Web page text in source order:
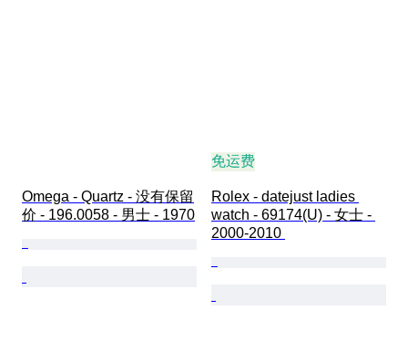
Omega - Quartz - 没有保留
价 - 196.0058 - 男士 - 1970
免运费
Rolex - datejust ladies
watch - 69174(U) - 女士 -
2000-2010